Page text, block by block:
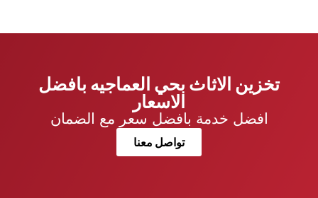
تخزين الاثاث بحي العماجيه بافضل
الاسعار
افضل خدمة بافضل سعر مع الضمان
تواصل معنا